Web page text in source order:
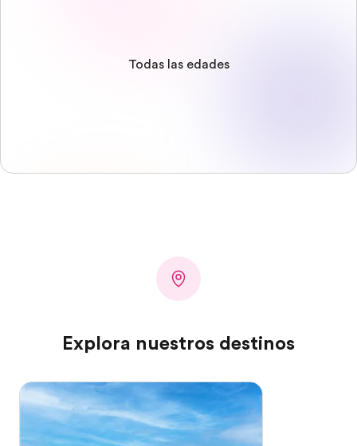
Todas las edades
Explora nuestros destinos